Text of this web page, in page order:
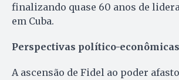
finalizando quase 60 anos de
em Cuba.
Perspectivas político-econômicas
A ascensão de Fidel ao poder